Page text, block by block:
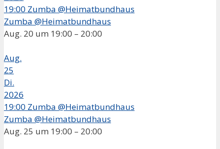
19:00 Zumba @Heimatbundhaus
Zumba @Heimatbundhaus
Aug. 20 um 19:00 – 20:00
Aug.
25
Di.
2026
19:00 Zumba @Heimatbundhaus
Zumba @Heimatbundhaus
Aug. 25 um 19:00 – 20:00